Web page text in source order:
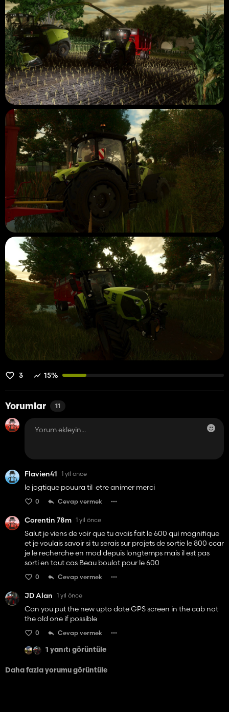
3 15%
Yorumlar 11
Flavien41 1 yıl önce
le jogtique pouura til etre animer merci
0 Cevap vermek
Corentin 78m 1 yıl önce
Salut je viens de voir que tu avais fait le 600 qui magnifique
et je voulais savoir si tu serais sur projets de sortie le 800 ccar
je le recherche en mod depuis longtemps mais il est pas
sorti en tout cas Beau boulot pour le 600
0 Cevap vermek
JD Alan 1 yıl önce
Can you put the new upto date GPS screen in the cab not
the old one if possible
0 Cevap vermek
1 yanıtı görüntüle
Daha fazla yorumu görüntüle